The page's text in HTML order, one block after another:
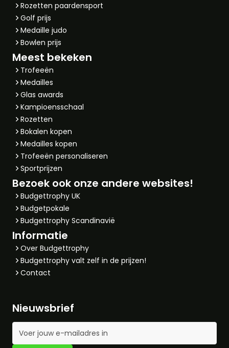
Rozetten paardensport
Golf prijs
Medaille judo
Bowlen prijs
Meest bekeken
Trofeeën
Medailles
Glas awards
Kampioensschaal
Rozetten
Bokalen kopen
Medailles kopen
Trofeeën personaliseren
Sportprijzen
Bezoek ook onze andere websites!
Budgettrophy UK
Budgetpokale
Budgettrophy Scandinavië
Informatie
Over Budgettrophy
Budgettrophy valt zelf in de prijzen!
Contact
Nieuwsbrief
E-mailadres